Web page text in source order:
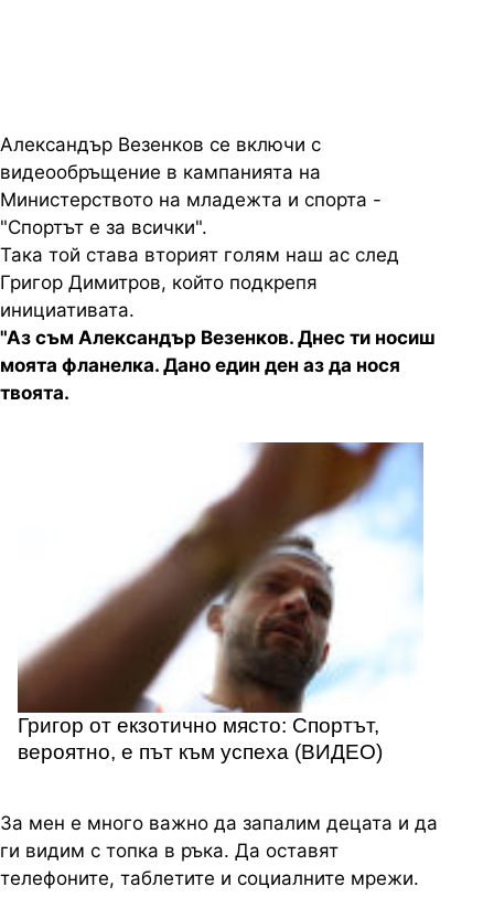
Александър Везенков се включи с
видеообръщение в кампанията на
Министерството на младежта и спорта -
"Спортът е за всички".
Така той става вторият голям наш ас след
Григор Димитров, който подкрепя
инициативата.
"Аз съм Александър Везенков. Днес ти носиш
моята фланелка. Дано един ден аз да нося
твоята.
Григор от екзотично място: Спортът,
вероятно, е път към успеха (ВИДЕО)
За мен е много важно да запалим децата и да
ги видим с топка в ръка. Да оставят
телефоните, таблетите и социалните мрежи.